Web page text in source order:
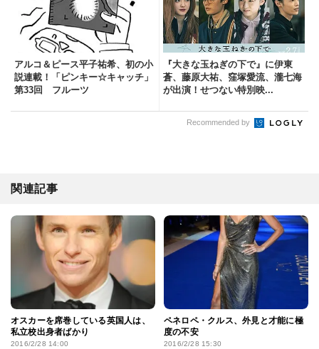
アルコ＆ピース平子祐希、初の小
説連載！「ピンキー☆キャッチ」
第33回 フルーツ
『大きな玉ねぎの下で』に伊東
蒼、藤原大祐、窪塚愛流、瀧七海
が出演！せつない特別映...
Recommended by
関連記事
オスカーを席巻している英国人は、
私立校出身者ばかり
2016/2/28 14:00
ペネロペ・クルス、外見と才能に極
度の不安
2016/2/28 15:30